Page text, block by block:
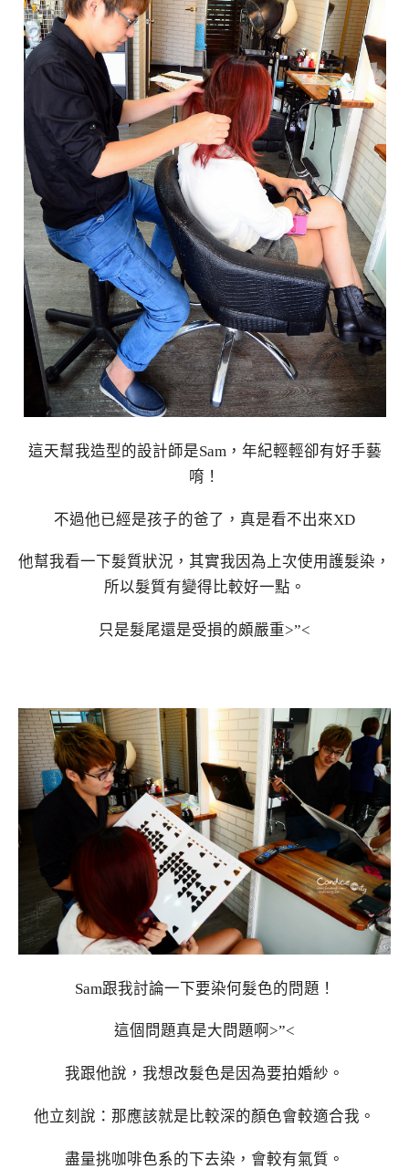
這天幫我造型的設計師是Sam，年紀輕輕卻有好手藝
唷！
不過他已經是孩子的爸了，真是看不出來XD
他幫我看一下髮質狀況，其實我因為上次使用護髮染，
所以髮質有變得比較好一點。
只是髮尾還是受損的頗嚴重>”<
Sam跟我討論一下要染何髮色的問題！
這個問題真是大問題啊>”<
我跟他說，我想改髮色是因為要拍婚紗。
他立刻說：那應該就是比較深的顏色會較適合我。
盡量挑咖啡色系的下去染，會較有氣質。